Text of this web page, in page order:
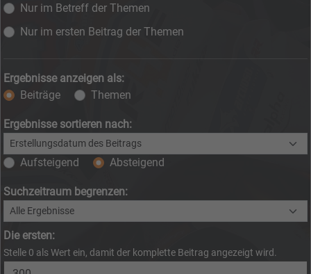
Nur im Betreff der Themen
Nur im ersten Beitrag der Themen
Ergebnisse anzeigen als:
Beiträge
Themen
Ergebnisse sortieren nach:
Aufsteigend Absteigend
Suchzeitraum begrenzen:
Die ersten:
Stelle 0 als Wert ein, damit der komplette Beitrag angezeigt wird.